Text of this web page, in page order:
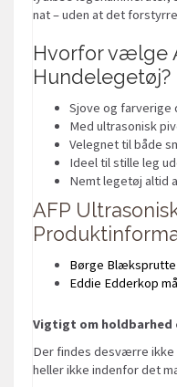
nat – uden at det
Hvorfor vælge
Hundelegetøj?
Sjove og farverige
Med ultrasonisk
Velegnet til både
Ideel til stille leg
Nemt legetøj altid
AFP
Børge Blæksprutte
Eddie Edderkop
Vigtigt om holdbarhed
Der findes desværre
heller ikke indenfor det